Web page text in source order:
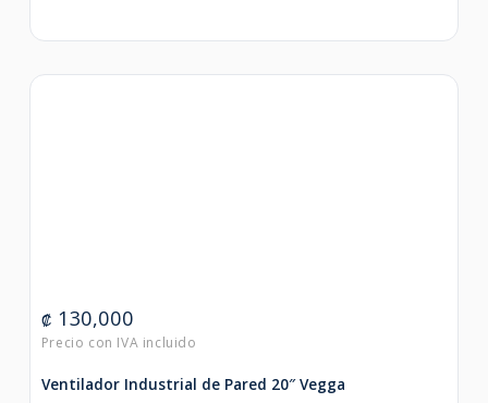
₡ 130,000
Ventilador Industrial de Pared 20″ Vegga